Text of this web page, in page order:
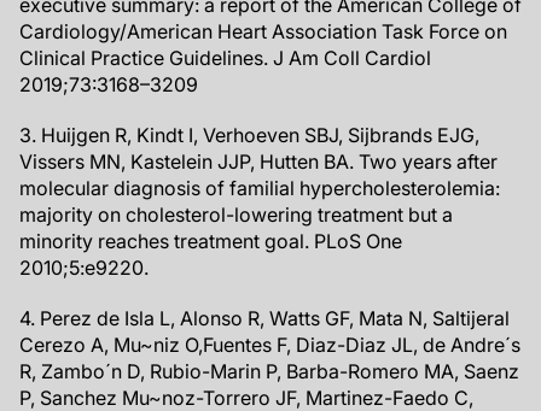
executive summary: a report of the American College of
Cardiology/American Heart Association Task Force on
Clinical Practice Guidelines. J Am Coll Cardiol
2019;73:3168–3209
3. Huijgen R, Kindt I, Verhoeven SBJ, Sijbrands EJG,
Vissers MN, Kastelein JJP, Hutten BA. Two years after
molecular diagnosis of familial hypercholesterolemia:
majority on cholesterol-lowering treatment but a
minority reaches treatment goal. PLoS One
2010;5:e9220.
4. Perez de Isla L, Alonso R, Watts GF, Mata N, Saltijeral
Cerezo A, Mu~niz O,Fuentes F, Diaz-Diaz JL, de Andre´s
R, Zambo´n D, Rubio-Marin P, Barba-Romero MA, Saenz
P, Sanchez Mu~noz-Torrero JF, Martinez-Faedo C,